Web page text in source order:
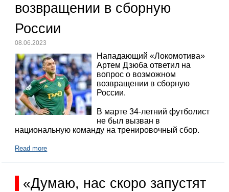
возвращении в сборную
России
08.06.2023
Нападающий «Локомотива»
Артем Дзюба ответил на
вопрос о возможном
возвращении в сборную
России.
В марте 34-летний футболист
не был вызван в
национальную команду на тренировочный сбор.
Read more
«Думаю, нас скоро запустят